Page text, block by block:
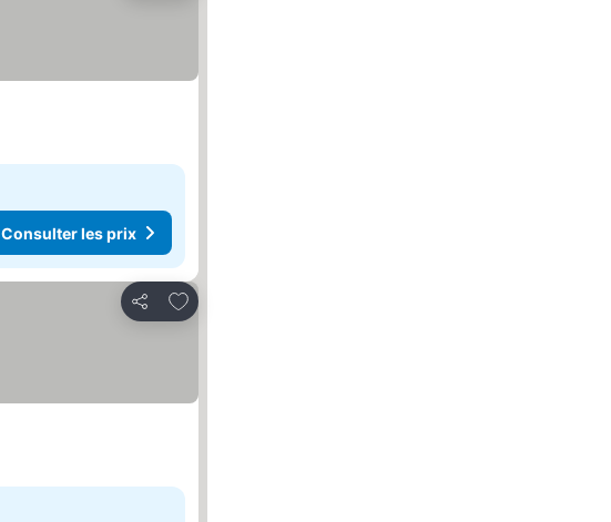
Consulter les prix
Partager
Ajouter à mes favoris